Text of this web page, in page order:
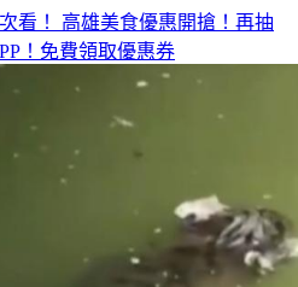
看！ 高雄美食優惠開搶！再抽
！免費領取優惠券